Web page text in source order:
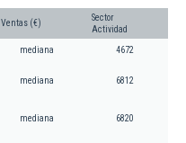
Ventas (€)
Sector
Actividad
mediana 4672
mediana 6812
mediana 6820